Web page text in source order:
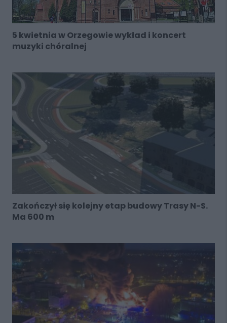
5 kwietnia w Orzegowie wykład i koncert
muzyki chóralnej
Zakończył się kolejny etap budowy Trasy N-S.
Ma 600 m